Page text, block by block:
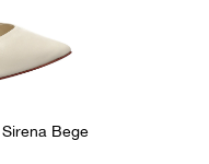
Bege